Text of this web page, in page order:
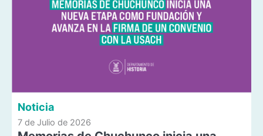
Noticia
7 de Julio de 2026